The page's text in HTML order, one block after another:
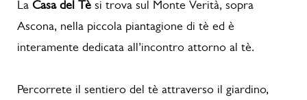
La Casa del Tè si trova sul Monte Verità, sopra
Ascona, nella piccola piantagione di tè ed è
interamente dedicata all’incontro attorno al tè.
Percorrete il sentiero del tè attraverso il giardino,